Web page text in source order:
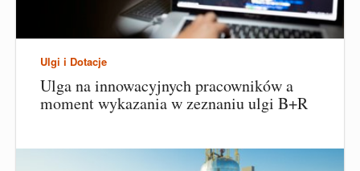
Ulgi i Dotacje
Ulga na innowacyjnych pracowników a
moment wykazania w zeznaniu ulgi B+R